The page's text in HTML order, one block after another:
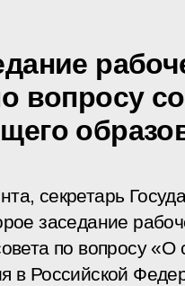
вопросу
секретарь
заседание
по вопросу
в Российской